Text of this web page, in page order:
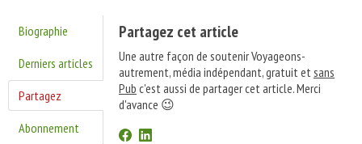
Biographie
Derniers articles
Partagez
Abonnement
Partagez cet article
Une autre façon de soutenir Voyageons-
autrement, média indépendant, gratuit etsans
Pub c'est aussi de partager cet article. Merci
d'avance 😉